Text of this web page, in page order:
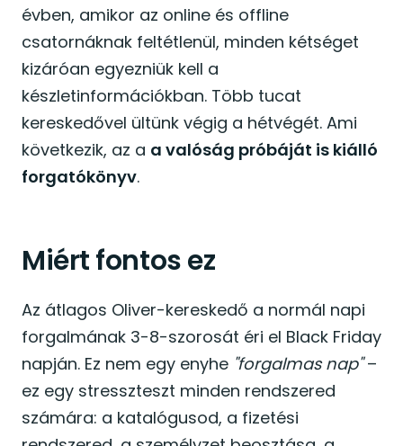
évben, amikor az online és offline
csatornáknak feltétlenül, minden kétséget
kizáróan egyezniük kell a
készletinformációkban. Több tucat
kereskedővel ültünk végig a hétvégét. Ami
következik, az a a valóság próbáját is kiálló
forgatókönyv.
Miért fontos ez
Az átlagos Oliver-kereskedő a normál napi
forgalmának 3-8-szorosát éri el Black Friday
napján. Ez nem egy enyhe "forgalmas nap"–
ez egy stresszteszt minden rendszered
számára: a katalógusod, a fizetési